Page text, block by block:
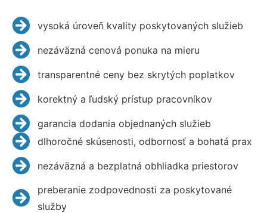
vysoká úroveň kvality poskytovaných služieb
nezáväzná cenová ponuka na mieru
transparentné ceny bez skrytých poplatkov
korektný a ľudský prístup pracovníkov
garancia dodania objednaných služieb
dlhoročné skúsenosti, odbornosť a bohatá prax
nezáväzná a bezplatná obhliadka priestorov
preberanie zodpovednosti za poskytované
služby